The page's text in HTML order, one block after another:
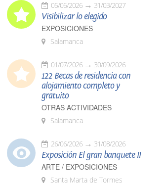
05/06/2026 31/03/2027
Visibilizar lo elegido
EXPOSICIONES
Salamanca
01/07/2026 30/09/2026
122 Becas de residencia con
alojamiento completo y
gratuito
OTRAS ACTIVIDADES
Salamanca
26/06/2026 31/08/2026
Exposición El gran banquete II
ARTE / EXPOSICIONES
Santa Marta de Tormes